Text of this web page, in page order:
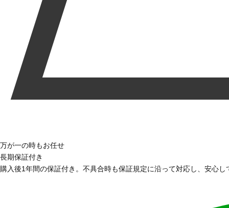
万が一の時もお任せ
長期保証付き
購入後1年間の保証付き。不具合時も保証規定に沿って対応し、安心